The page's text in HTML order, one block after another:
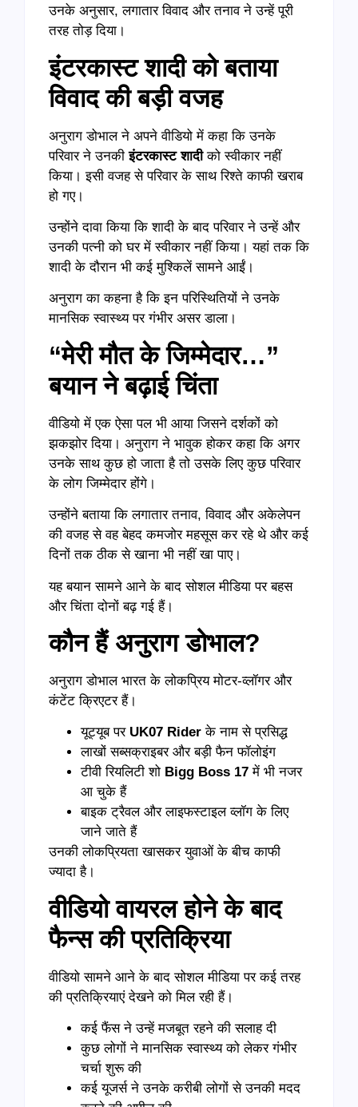
उनके अनुसार, लगातार विवाद और तनाव ने उन्हें पूरी
तरह तोड़ दिया।
इंटरकास्ट शादी को बताया
विवाद की बड़ी वजह
अनुराग डोभाल ने अपने वीडियो में कहा कि उनके
परिवार ने उनकीइंटरकास्ट शादीको स्वीकार नहीं
किया। इसी वजह से परिवार के साथ रिश्ते काफी खराब
हो गए।
उन्होंने दावा किया कि शादी के बाद परिवार ने उन्हें और
उनकी पत्नी को घर में स्वीकार नहीं किया। यहां तक कि
शादी के दौरान भी कई मुश्किलें सामने आईं।
अनुराग का कहना है कि इन परिस्थितियों ने उनके
मानसिक स्वास्थ्य पर गंभीर असर डाला।
“मेरी मौत के जिम्मेदार…”
बयान ने बढ़ाई चिंता
वीडियो में एक ऐसा पल भी आया जिसने दर्शकों को
झकझोर दिया। अनुराग ने भावुक होकर कहा कि अगर
उनके साथ कुछ हो जाता है तो उसके लिए कुछ परिवार
के लोग जिम्मेदार होंगे।
उन्होंने बताया कि लगातार तनाव, विवाद और अकेलेपन
की वजह से वह बेहद कमजोर महसूस कर रहे थे और कई
दिनों तक ठीक से खाना भी नहीं खा पाए।
यह बयान सामने आने के बाद सोशल मीडिया पर बहस
और चिंता दोनों बढ़ गई हैं।
कौन हैं अनुराग डोभाल?
अनुराग डोभाल भारत के लोकप्रिय मोटर-व्लॉगर और
कंटेंट क्रिएटर हैं।
यूट्यूब पर UK07 Rider के नाम से प्रसिद्ध
लाखों सब्सक्राइबर और बड़ी फैन फॉलोइंग
टीवी रियलिटी शो Bigg Boss 17 में भी नजर
आ चुके हैं
बाइक ट्रैवल और लाइफस्टाइल व्लॉग के लिए
जाने जाते हैं
उनकी लोकप्रियता खासकर युवाओं के बीच काफी
ज्यादा है।
वीडियो वायरल होने के बाद
फैन्स की प्रतिक्रिया
वीडियो सामने आने के बाद सोशल मीडिया पर कई तरह
की प्रतिक्रियाएं देखने को मिल रही हैं।
कई फैंस ने उन्हें मजबूत रहने की सलाह दी
कुछ लोगों ने मानसिक स्वास्थ्य को लेकर गंभीर
चर्चा शुरू की
कई यूजर्स ने उनके करीबी लोगों से उनकी मदद